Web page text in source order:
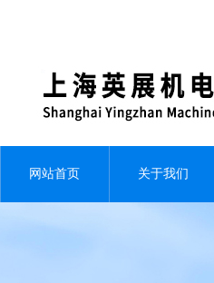
网站首页 关于我们